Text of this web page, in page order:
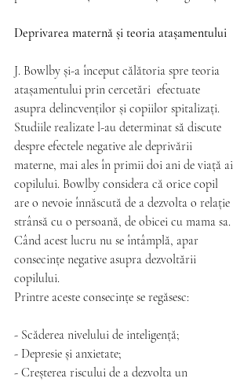
Deprivarea maternă și teoria atașamentului
J. Bowlby și-a început călătoria spre teoria
atașamentului prin cercetări  efectuate
asupra delincvenților și copiilor spitalizați.
Studiile realizate l-au determinat să discute
despre efectele negative ale deprivării
materne, mai ales în primii doi ani de viață ai
copilului. Bowlby considera că orice copil
are o nevoie înnăscută de a dezvolta o relație
strânsă cu o persoană, de obicei cu mama sa.
Când acest lucru nu se întâmplă, apar
consecințe negative asupra dezvoltării
copilului.
Printre aceste consecințe se regăsesc:
- Scăderea nivelului de inteligență;
- Depresie și anxietate;
- Creșterea riscului de a dezvolta un